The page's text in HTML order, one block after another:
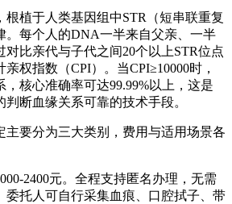
根植于人类基因组中STR（短串联重复
。每个人的DNA一半来自父亲、一半
比亲代与子代之间20个以上STR位点
权指数（CPI）。当CPI≥10000时，
，核心准确率可达99.99%以上，这是
断血缘关系可靠的技术手段。
主要分为三大类别，费用与适用场景各
2400元。全程支持匿名办理，无需
委托人可自行采集血痕、口腔拭子、带